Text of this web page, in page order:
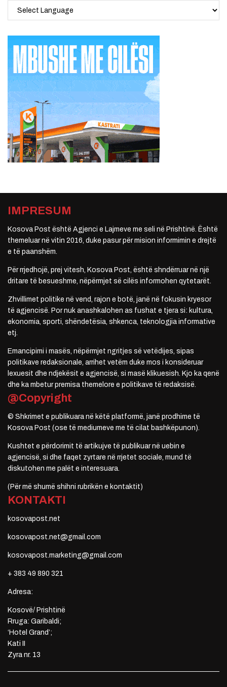
IMPRESUM
Kosova Post është Agjenci e Lajmeve me seli në Prishtinë. Është
themeluar në vitin 2016, duke pasur për mision informimin e drejtë
e të paanshëm.
Për rrjedhojë, prej vitesh, Kosova Post, është shndërruar në një
dritare të besueshme, nëpërmjet së cilës informohen qytetarët.
Zhvillimet politike në vend, rajon e botë, janë në fokusin kryesor
të agjencisë. Por nuk anashkalohen as fushat e tjera si: kultura,
ekonomia, sporti, shëndetësia, shkenca, teknologjia informative
etj.
Emancipimi i masës, nëpërmjet ngritjes së vetëdijes, sipas
politikave redaksionale, arrihet vetëm duke mos i konsideruar
lexuesit dhe ndjekësit e agjencisë, si masë klikuesish. Kjo ka qenë
dhe ka mbetur premisa themelore e politikave të redaksisë.
@Copyright
© Shkrimet e publikuara në këtë platformë, janë prodhime të
Kosova Post (ose të mediumeve me të cilat bashkëpunon).
Kushtet e përdorimit të artikujve të publikuar në uebin e
agjencisë, si dhe faqet zyrtare në rrjetet sociale, mund të
diskutohen me palët e interesuara.
(Për më shumë shihni rubrikën e kontaktit)
KONTAKTI
kosovapost.net
kosovapost.net@gmail.com
kosovapost.marketing@gmail.com
+ 383 49 890 321
Adresa:
Kosovë/ Prishtinë
Rruga: Garibaldi;
‘Hotel Grand’;
Kati II
Zyra nr. 13